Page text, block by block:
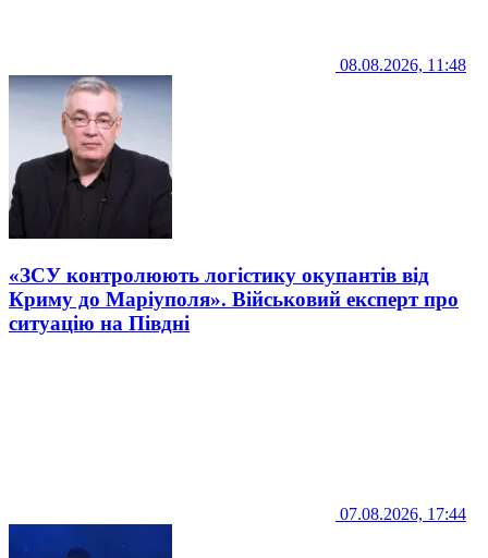
08.08.2026, 11:48
«ЗСУ контролюють логістику окупантів від
Криму до Маріуполя». Військовий експерт про
ситуацію на Півдні
07.08.2026, 17:44